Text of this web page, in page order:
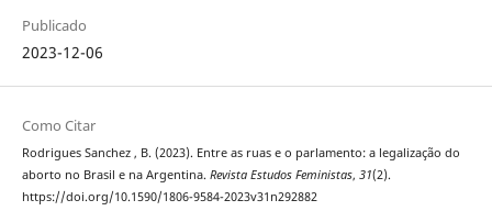
Publicado
2023-12-06
Como Citar
Rodrigues Sanchez , B. (2023). Entre as ruas e o parlamento: a legalização do
aborto no Brasil e na Argentina. Revista Estudos Feministas, 31(2).
https://doi.org/10.1590/1806-9584-2023v31n292882